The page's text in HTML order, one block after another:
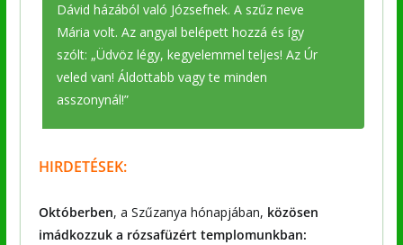
Dávid házából való Józsefnek. A szűz neve
Mária volt. Az angyal belépett hozzá és így
szólt: „Üdvöz légy, kegyelemmel teljes! Az Úr
veled van! Áldottabb vagy te minden
asszonynál!”
HIRDETÉSEK:
Októberben, a Szűzanya hónapjában, közösen
imádkozzuk a rózsafüzért templomunkban: